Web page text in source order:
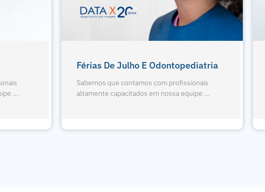
Exodontia De Terceiros Molares
Sabemos que contamos com profissionais
altamente capacitados em nossa equipe ...